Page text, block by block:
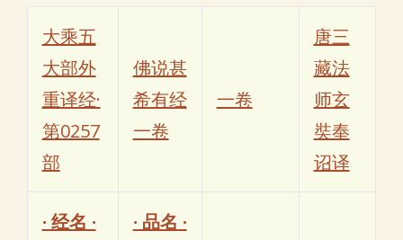
大乘五
大部外
重译经·
第0257
部
佛说甚
希有经
一卷
一卷
唐三
藏法
师玄
奘奉
诏译
· 经名 ·
· 品名 ·